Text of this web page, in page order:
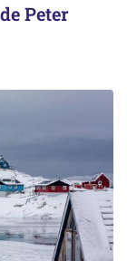
Peter